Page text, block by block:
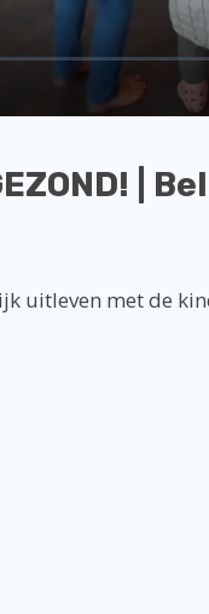
|
uitleven met de